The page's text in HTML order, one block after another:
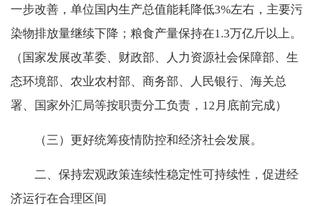
一步改善，单位国内生产总值能耗降低3%左右，主要污
染物排放量继续下降；粮食产量保持在1.3万亿斤以上。
（国家发展改革委、财政部、人力资源社会保障部、生
态环境部、农业农村部、商务部、人民银行、海关总
署、国家外汇局等按职责分工负责，12月底前完成）
（三）更好统筹疫情防控和经济社会发展。
二、保持宏观政策连续性稳定性可持续性，促进经
济运行在合理区间